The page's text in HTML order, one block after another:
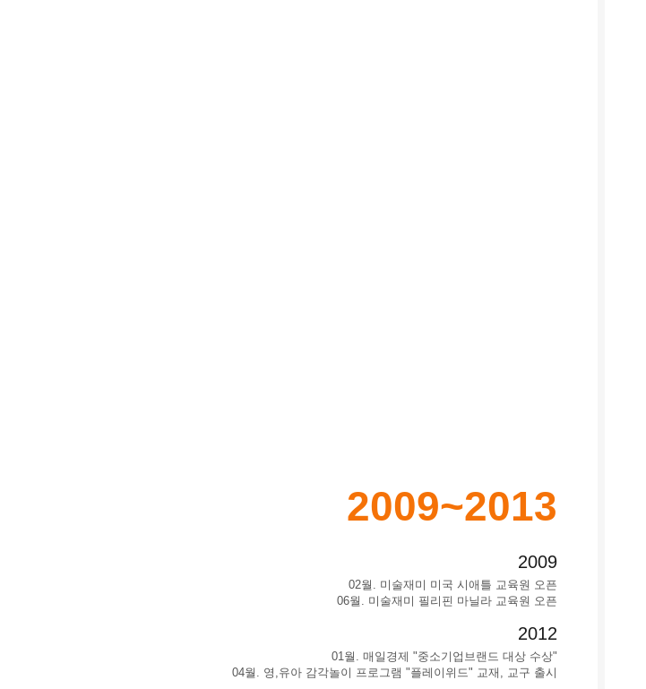
2009~2013
2009
02월. 미술재미 미국 시애틀 교육원 오픈
06월. 미술재미 필리핀 마닐라 교육원 오픈
2012
01월. 매일경제 "중소기업브랜드 대상 수상"
04월. 영,유아 감각놀이 프로그램 "플레이위드" 교재, 교구 출시